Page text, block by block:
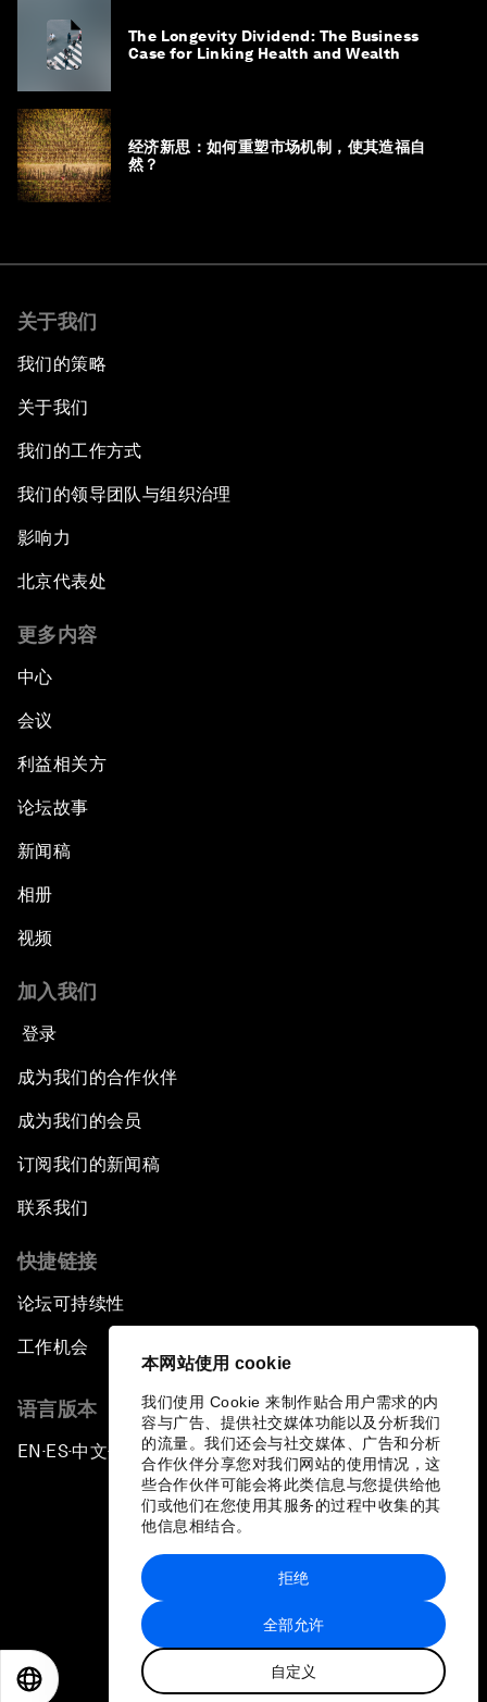
本网站使用 cookie
我们使用 Cookie 来制作贴合用户需求的内
容与广告、提供社交媒体功能以及分析我们
的流量。我们还会与社交媒体、广告和分析
合作伙伴分享您对我们网站的使用情况，这
些合作伙伴可能会将此类信息与您提供给他
们或他们在您使用其服务的过程中收集的其
他信息相结合。
全部允许
自定义
拒绝
The Longevity Dividend: The Business
Case for Linking Health and Wealth
经济新思：如何重塑市场机制，使其造福自
然？
关于我们
我们的策略
关于我们
我们的工作方式
我们的领导团队与组织治理
影响力
北京代表处
更多内容
中心
会议
利益相关方
论坛故事
新闻稿
相册
视频
加入我们
登录
成为我们的合作伙伴
成为我们的会员
订阅我们的新闻稿
联系我们
快捷链接
论坛可持续性
工作机会
语言版本
EN ▪ES▪中文▪ 日本語
站点地图
世界经济论坛